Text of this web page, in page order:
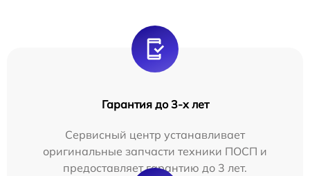
Гарантия до 3-х лет
Сервисный центр устанавливает
оригинальные запчасти техники ПОСП и
предоставляет гарантию до 3 лет.